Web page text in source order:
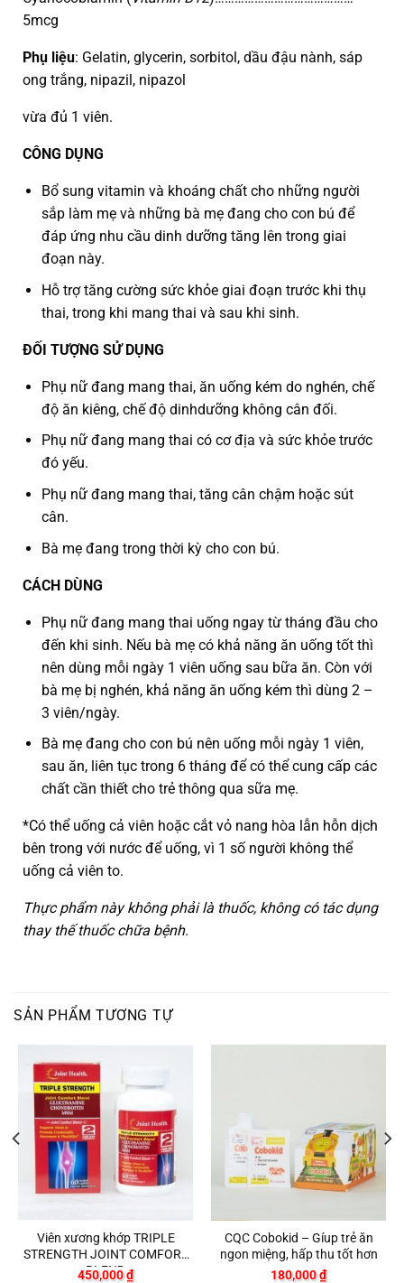
5mcg
Phụ liệu: Gelatin, glycerin, sorbitol, dầu đậu nành, sáp
ong trắng, nipazil, nipazol
vừa đủ 1 viên.
CÔNG DỤNG
Bổ sung vitamin và khoáng chất cho những người
sắp làm mẹ và những bà mẹ đang cho con bú để
đáp ứng nhu cầu dinh dưỡng tăng lên trong giai
đoạn này.
Hỗ trợ tăng cường sức khỏe giai đoạn trước khi thụ
thai, trong khi mang thai và sau khi sinh.
ĐỐI TƯỢNG SỬ DỤNG
Phụ nữ đang mang thai, ăn uống kém do nghén, chế
độ ăn kiêng, chế độ dinhdưỡng không cân đối.
Phụ nữ đang mang thai có cơ địa và sức khỏe trước
đó yếu.
Phụ nữ đang mang thai, tăng cân chậm hoặc sút
cân.
Bà mẹ đang trong thời kỳ cho con bú.
CÁCH DÙNG
Phụ nữ đang mang thai uống ngay từ tháng đầu cho
đến khi sinh. Nếu bà mẹ có khả năng ăn uống tốt thì
nên dùng mỗi ngày 1 viên uống sau bữa ăn. Còn với
bà mẹ bị nghén, khả năng ăn uống kém thì dùng 2 –
3 viên/ngày.
Bà mẹ đang cho con bú nên uống mỗi ngày 1 viên,
sau ăn, liên tục trong 6 tháng để có thể cung cấp các
chất cần thiết cho trẻ thông qua sữa mẹ.
*Có thể uống cả viên hoặc cắt vỏ nang hòa lẫn hỗn dịch
bên trong với nước để uống, vì 1 số người không thể
uống cả viên to.
Thực phẩm này không phải là thuốc, không có tác dụng
thay thế thuốc chữa bệnh.
SẢN PHẨM TƯƠNG TỰ
Viên xương khớp TRIPLE
STRENGTH JOINT COMFORT
BLEND
450,000₫
CQC Cobokid – Gíup trẻ ăn
ngon miệng, hấp thu tốt hơn
180,000₫